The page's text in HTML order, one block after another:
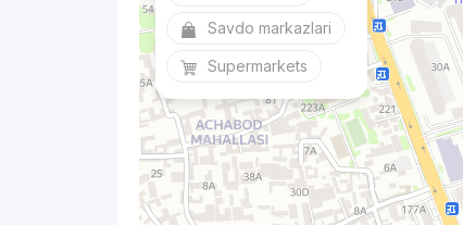
Savdo markazlari
Supermarkets